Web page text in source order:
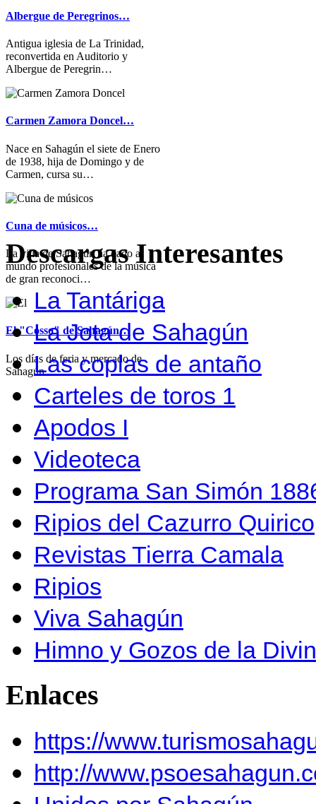
Albergue de Peregrinos…
Antigua iglesia de La Trinidad,
reconvertida en Auditorio y
Albergue de Peregrin…
Carmen Zamora Doncel…
Nace en Sahagún el siete de Enero
de 1938, hija de Domingo y de
Carmen, cursa su…
Cuna de músicos…
La villa de Sahagún ha dado al
mundo profesionales de la música
de gran reconoci…
El "Cosso" de Sahagún…
Los días de feria y mercado de
Sahagún…
Descargas Interesantes
La Tantáriga
La Jota de Sahagún
Las coplas de antaño
Carteles de toros 1
Apodos I
Videoteca
Programa San Simón
Ripios del Cazurro Quirico
Revistas Tierra Camala
Ripios
Viva Sahagún
Himno y Gozos de la
Enlaces
https://
http://